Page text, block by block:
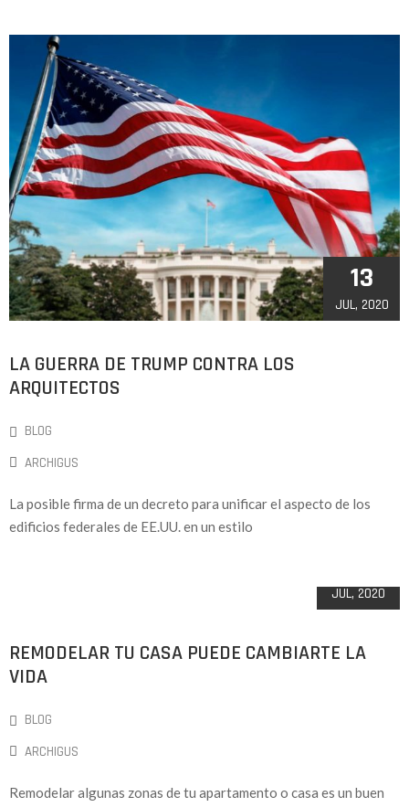
13
JUL, 2020
LA GUERRA DE TRUMP CONTRA LOS
ARQUITECTOS
BLOG
ARCHIGUS
La posible firma de un decreto para unificar el aspecto de los
edificios federales de EE.UU. en un estilo
JUL, 2020
REMODELAR TU CASA PUEDE CAMBIARTE LA
VIDA
BLOG
ARCHIGUS
Remodelar algunas zonas de tu apartamento o casa es un buen